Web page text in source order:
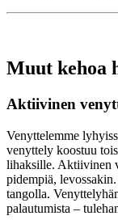
Muut kehoa
Aktiivinen
Venyttelemme
venyttely koostuu
lihaksille. Aktiivinen
pidempiä,
tangolla.
palautumista –